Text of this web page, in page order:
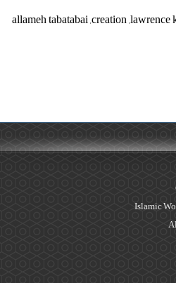
allameh tabatabai ,creation
Islamic